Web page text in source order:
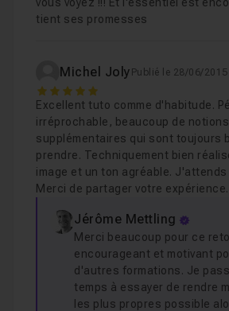
tient ses promesses
Michel Joly Publié le 28/06/2015
5
Excellent tuto comme d'habitude.
irréprochable, beaucoup de notions
supplémentaires qui sont toujours
prendre. Techniquement bien
image et un ton agréable. J'attends
Merci de partager votre expérience.
Jérôme Mettling
Merci beaucoup pour ce
encourageant et motivant
d'autres formations. Je
temps à essayer de rendre
les plus propres possible